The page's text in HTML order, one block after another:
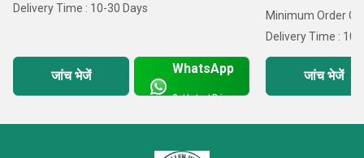
Delivery Time : 10-30 Days
जांच भेजें WhatsApp
Get Latest Price
Minimum Order
Delivery Time : 10-
जांच भेजें